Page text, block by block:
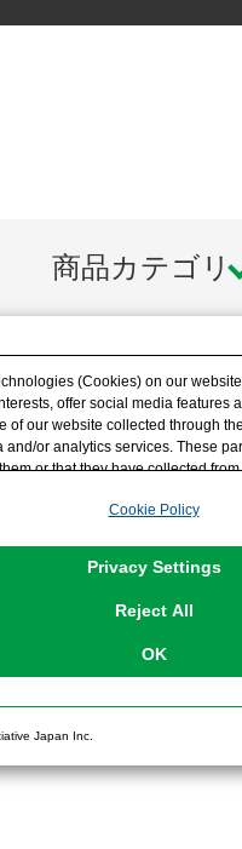
商品カテゴリ
(Cookies) on our
offer social media features
of our website collected through
or analytics services. These
or that they have collected
Necessary Cookies, please
settings at any time via
Cookie Policy
Privacy Settings
Reject All
OK
Japan Inc.